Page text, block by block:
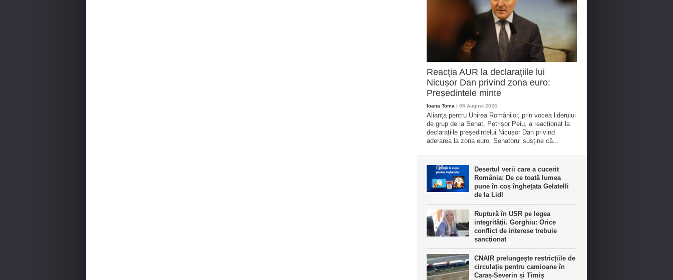
Reacția AUR la declarațiile lui
Nicușor Dan privind zona euro:
Președintele minte
Ioana Toma | 05 August 2026
Alianța pentru Unirea Românilor, prin vocea liderului
de grup de la Senat, Petrișor Peiu, a reacționat la
declarațiile președintelui Nicușor Dan privind
aderarea la zona euro. Senatorul susține că...
Desertul verii care a cucerit
România: De ce toată lumea
pune în coș înghețata Gelatelli
de la Lidl
Ruptură în USR pe legea
integrității. Gorghiu: Orice
conflict de interese trebuie
sancționat
CNAIR prelungește restricțiile de
circulație pentru camioane în
Caraș-Severin și Timiș